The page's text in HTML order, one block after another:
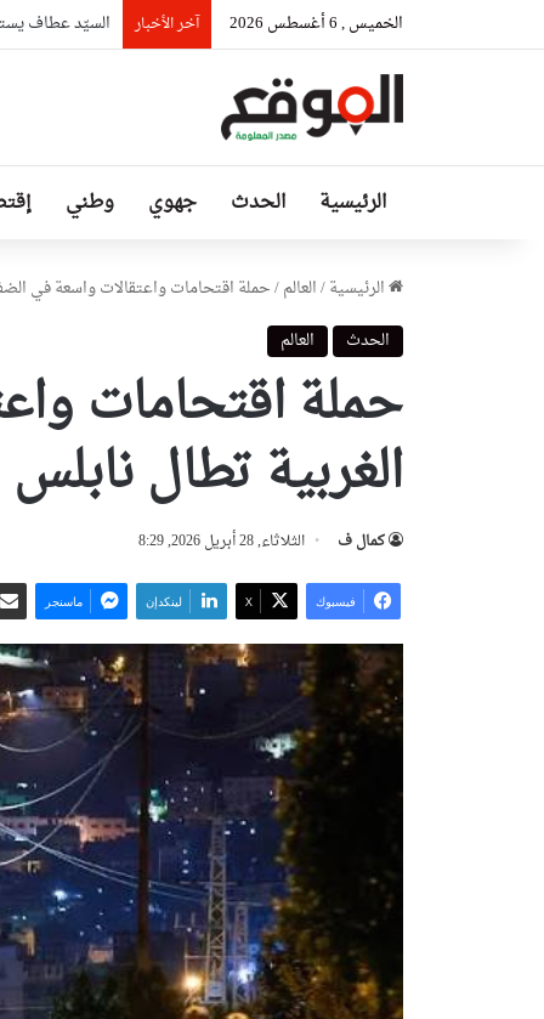
الخميس , 6 أغسطس 2026 آخر الأخبار السيّد عطاف
الرئيسية الحدث جهوي وطني
الرئيسية/العالم/حملة اقتحامات واعتقالات واسعة في
الحدث
العالم
حملة اقتحامات
الغربية تطال
كمال ف الثلاثاء, 28 أبريل 2026, 8:29
فيسبوك ‫X لينكدإن ماسنجر